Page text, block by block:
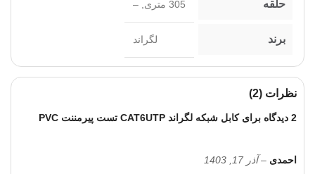
حلقه 305 متری –
برند لگراند
نظرات (2)
2 دیدگاه برای کابل شبکه لگراند CAT6UTP تست پیرمننت PVC
احمدی – آذر 17, 1403